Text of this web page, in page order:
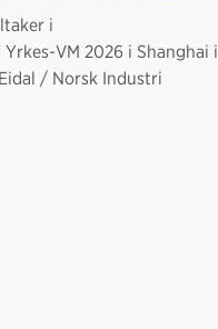
i
VM 2026 i Shanghai i
/ Norsk Industri